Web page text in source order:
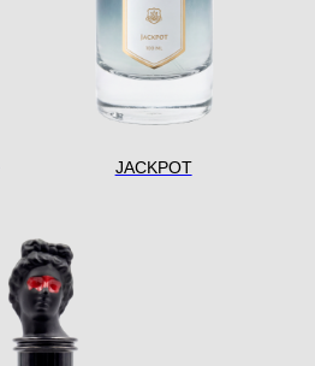
JACKPOT